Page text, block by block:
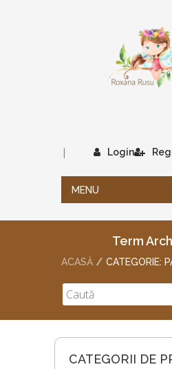
Login
|
MENU
Term
ACASĂ CATEGORIE:
CATEGORII DE